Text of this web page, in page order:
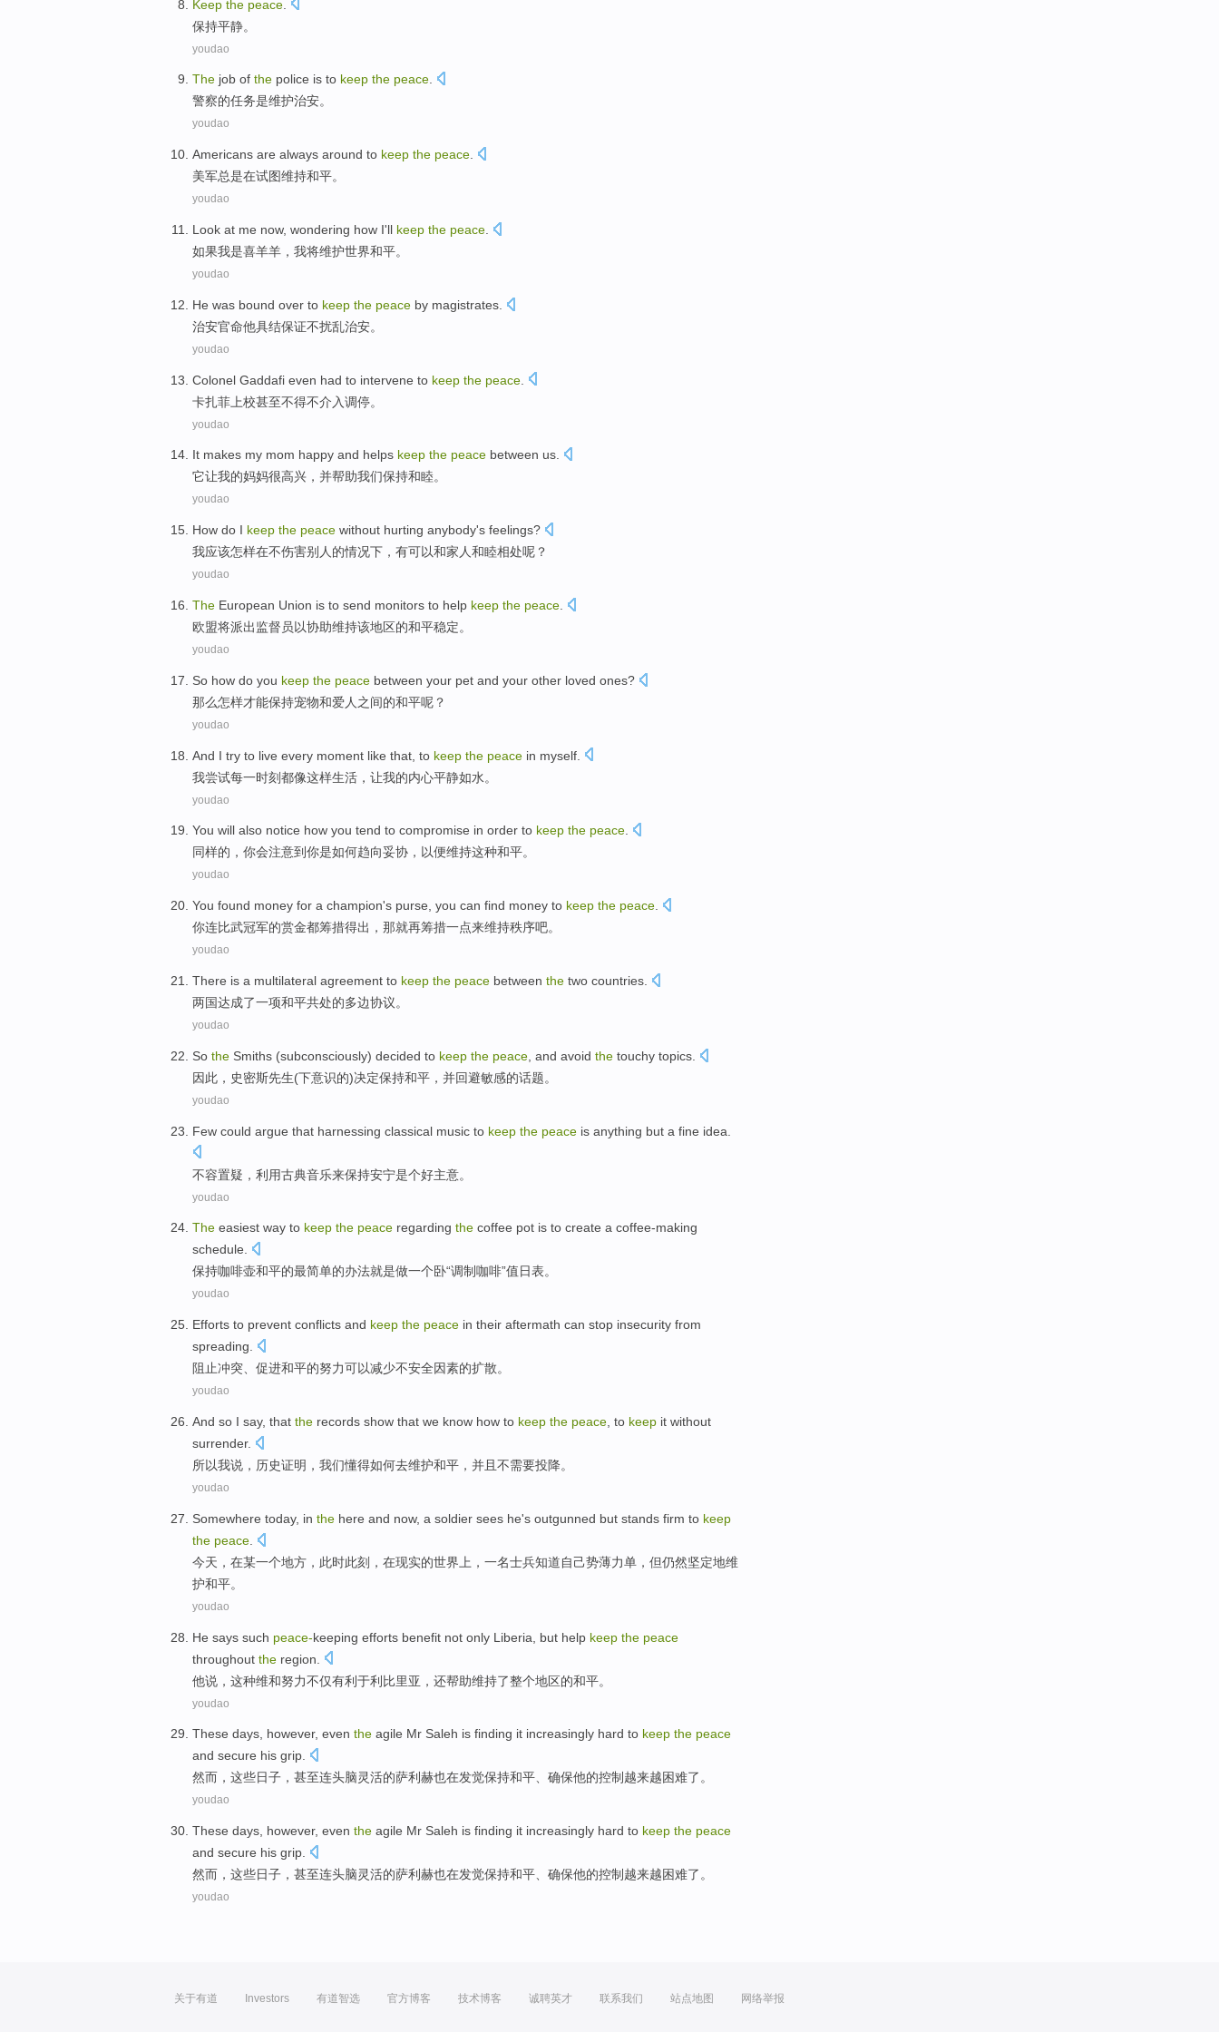
Keep the peace
保持平静。
youdao
The job of the police is to keep the peace.
警察的任务是维护治安。
youdao
Americans are always around to keep the peace
美军总是在试图维持和平。
youdao
Look at me now, wondering how I'll keep the peace
如果我是喜羊羊 ， 我将维护世界和平。
youdao
He was bound over to keep the peace by magistrates
治安官命他具结保证不扰乱治安。
youdao
Colonel Gaddafi even had to intervene to keep the peace
卡扎菲 上校甚至不得不介入调停。
youdao
It makes my mom happy and helps keep the peace between us.
它让我的妈妈很高兴 ， 并帮助我们保持和睦。
youdao
How do I keep the peace without hurting anybody's feelings?
我应该怎样在不伤害别人的情况下，有可以和家人和睦相处呢？
youdao
The European Union is to send monitors to help keep the peace
欧盟将派出监督员以协助维持该地区的和平稳定。
youdao
So how do you keep the peace between your pet and your other loved ones?
那么怎样才能保持宠物和爱人 之间的和平呢？
youdao
And I try to live every moment like that to keep the peace in myself.
我尝试每一时刻都像这样生活 ， 让我的内心平静如水。
youdao
You will also notice how you tend to compromise in order to keep the peace.
同样的， 你会注意到你是如何趋向妥协 ， 以便维持这种和平。
youdao
You found money for a champion's purse , you can find money to keep the peace
你连比武冠军的赏金都筹措得出， 那就再筹措一点来维持秩序吧。
youdao
There is a multilateral agreement to keep the peace between the two countries
两国达成了一项和平共处的多边协议。
youdao
So the Smiths (subconsciously) decided to keep the peace and avoid the touchy topics
因此 ， 史密斯先生(下意识的)决定保持和平 ， 并回避敏感的话题。
youdao
Few could argue that harnessing classical music to keep the peace is anything but a fine idea
不容置疑， 利用古典音乐来保持安宁是个好主意。
youdao
The easiest way to keep the peace regarding the coffee pot is to create a coffee-making
schedule.
保持咖啡壶和平的最简单的办法就是做一个卧“调制咖啡”值日表。
youdao
Efforts to prevent conflicts and keep the peace in their aftermath can stop insecurity from
spreading
阻止冲突 促进和平的努力可以减少不安全因素的扩散。
youdao
And so I say, that the records show that we know how to keep the peace , to keep it without
surrender.
所以我说 ， 历史证明， 我们懂得如何去维护和平 ，并且 不需要投降。
youdao
Somewhere today, in the here and now, a soldier sees he's outgunned but stands firm to keep
the peace
今天 ， 在某一个地方 ， 此时此刻 ，在现实的世界上， 一名士兵知道自己势薄力单， 但仍然坚定地维
护和平。
youdao
He says such peace-keeping efforts benefit not only Liberia but help keep the peace
throughout the region
他说 ， 这种维和努力不仅有利于利比里亚 ， 还帮助维持了整个地区的和平。
youdao
These days, however, even the agile Mr Saleh is finding it increasingly hard to keep the peace
and secure his grip.
然而 ， 这些日子 ， 甚至连头脑灵活的萨利赫也在发觉保持和平、 确保他的控制 越来越困难了。
youdao
These days however, even the agile Mr Saleh is finding it increasingly hard to keep the peace
and secure his grip
然而 ， 这些日子 ， 甚至连头脑灵活的萨利赫也在发觉保持和平 确保他的控制 越来越困难了。
youdao
关于有道 Investors 有道智选 官方博客 技术博客 诚聘英才 联系我们 站点地图 网络举报